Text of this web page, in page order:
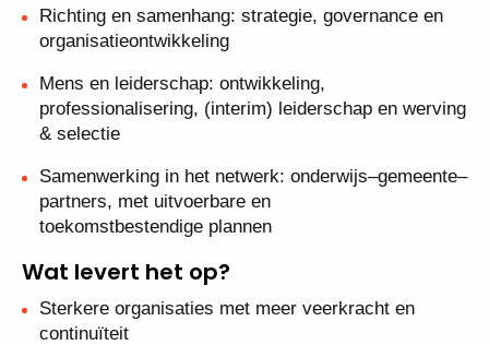
Richting en samenhang: strategie, governance en
organisatieontwikkeling
Mens en leiderschap: ontwikkeling,
professionalisering, (interim) leiderschap en werving
& selectie
Samenwerking in het netwerk: onderwijs–gemeente–
partners, met uitvoerbare en
toekomstbestendige plannen
Wat levert het op?
Sterkere organisaties met meer veerkracht en
continuïteit